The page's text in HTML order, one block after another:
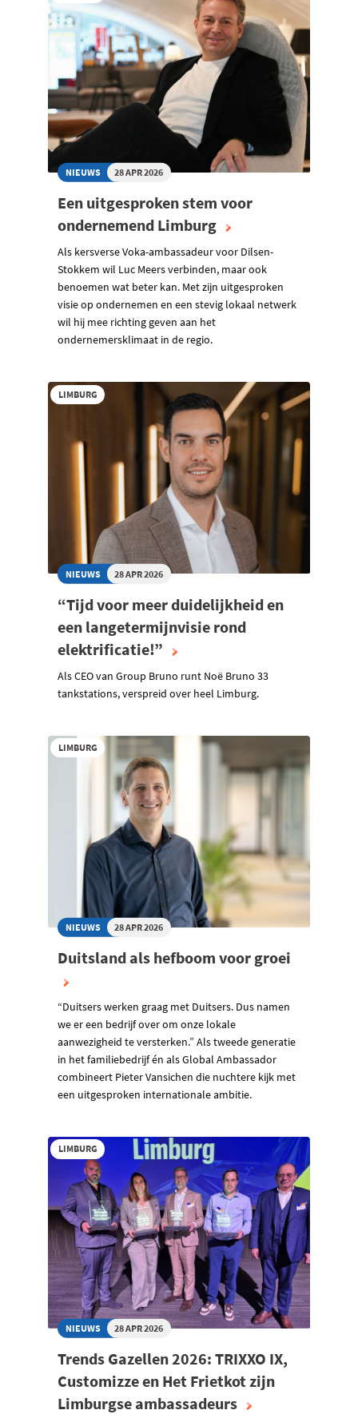
NIEUWS 28 APR 2026
Een uitgesproken stem voor
ondernemend Limburg
Als kersverse Voka-ambassadeur voor Dilsen-
Stokkem wil Luc Meers verbinden, maar ook
benoemen wat beter kan. Met zijn uitgesproken
visie op ondernemen en een stevig lokaal netwerk
wil hij mee richting geven aan het
ondernemersklimaat in de regio.
LIMBURG
NIEUWS 28 APR 2026
“Tijd voor meer duidelijkheid en
een langetermijnvisie rond
elektrificatie!”
Als CEO van Group Bruno runt Noë Bruno 33
tankstations, verspreid over heel Limburg.
LIMBURG
NIEUWS 28 APR 2026
Duitsland als hefboom voor groei
“Duitsers werken graag met Duitsers. Dus namen
we er een bedrijf over om onze lokale
aanwezigheid te versterken.” Als tweede generatie
in het familiebedrijf én als Global Ambassador
combineert Pieter Vansichen die nuchtere kijk met
een uitgesproken internationale ambitie.
LIMBURG
NIEUWS 28 APR 2026
Trends Gazellen 2026: TRIXXO IX,
Customizze en Het Frietkot zijn
Limburgse ambassadeurs